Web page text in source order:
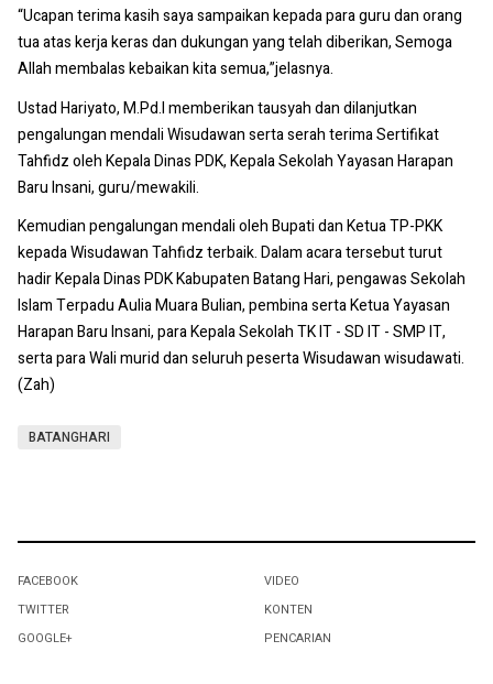
“Ucapan terima kasih saya sampaikan kepada para guru dan orang
tua atas kerja keras dan dukungan yang telah diberikan, Semoga
Allah membalas kebaikan kita semua,”jelasnya.
Ustad Hariyato, M.Pd.l memberikan tausyah dan dilanjutkan
pengalungan mendali Wisudawan serta serah terima Sertifikat
Tahfidz oleh Kepala Dinas PDK, Kepala Sekolah Yayasan Harapan
Baru Insani, guru/mewakili.
Kemudian pengalungan mendali oleh Bupati dan Ketua TP-PKK
kepada Wisudawan Tahfidz terbaik. Dalam acara tersebut turut
hadir Kepala Dinas PDK Kabupaten Batang Hari, pengawas Sekolah
Islam Terpadu Aulia Muara Bulian, pembina serta Ketua Yayasan
Harapan Baru Insani, para Kepala Sekolah TK IT - SD IT - SMP IT,
serta para Wali murid dan seluruh peserta Wisudawan wisudawati.
(Zah)
BATANGHARI
FACEBOOK
TWITTER
GOOGLE+
VIDEO
KONTEN
PENCARIAN